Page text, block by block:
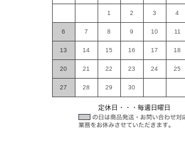
1 2 3 4
6 7 8 9 10 11
13 14 15 16 17 18
20 21 22 23 24 25
27 28 29 30
定休日・・・毎週日曜日